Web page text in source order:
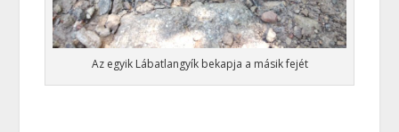
Az egyik Lábatlangyík bekapja a másik fejét